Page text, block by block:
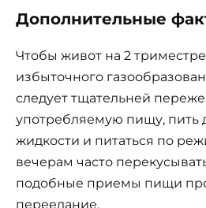
Дополнительные
Чтобы живот на 2
избыточного
следует тщательней
употребляемую пищу, пить
жидкости и питаться по
вечерам часто
подобные приемы пищи
переедание.